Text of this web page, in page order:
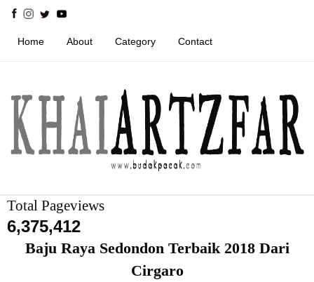
Home About Category Contact
Total Pageviews
6,375,412
Baju Raya Sedondon Terbaik 2018 Dari
Cirgaro